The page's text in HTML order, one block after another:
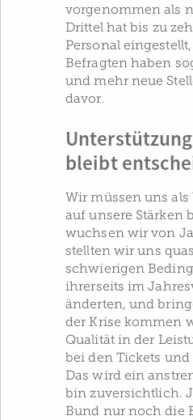
vorgenommen als
Drittel hat bis zu
Personal
Befragten haben
und mehr neue
davor.
bleibt
Wir müssen uns
auf unsere Stärken
wuchsen wir von
stellten wir uns
schwierigen
ihrerseits im
änderten, und
der Krise kommen
Qualität in der
bei den Tickets
Das wird ein
bin zuversichtlich.
Bund nur noch die